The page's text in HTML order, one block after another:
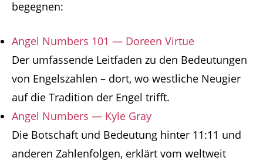
begegnen:
Angel Numbers 101 — Doreen Virtue
Der umfassende Leitfaden zu den Bedeutungen
von Engelszahlen – dort, wo westliche Neugier
auf die Tradition der Engel trifft.
Angel Numbers — Kyle Gray
Die Botschaft und Bedeutung hinter 11:11 und
anderen Zahlenfolgen, erklärt vom weltweit